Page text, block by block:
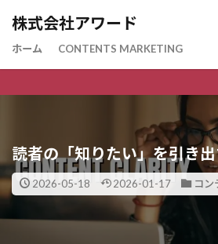
株式会社アワード
ホーム CONTENTS MARKETING
読者の「知りたい」を引き
2026-05-18 2026-01-17 コン